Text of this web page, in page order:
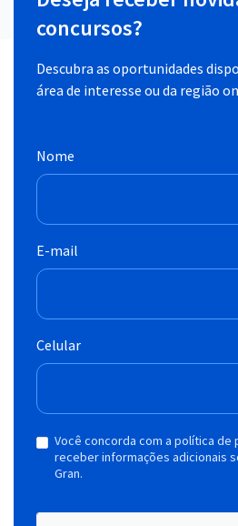
concursos?
Descubra as oportunidades
área de interesse ou da região
Nome
E-mail
Celular
Você concorda com a política de
receber informações adicionais
Gran.